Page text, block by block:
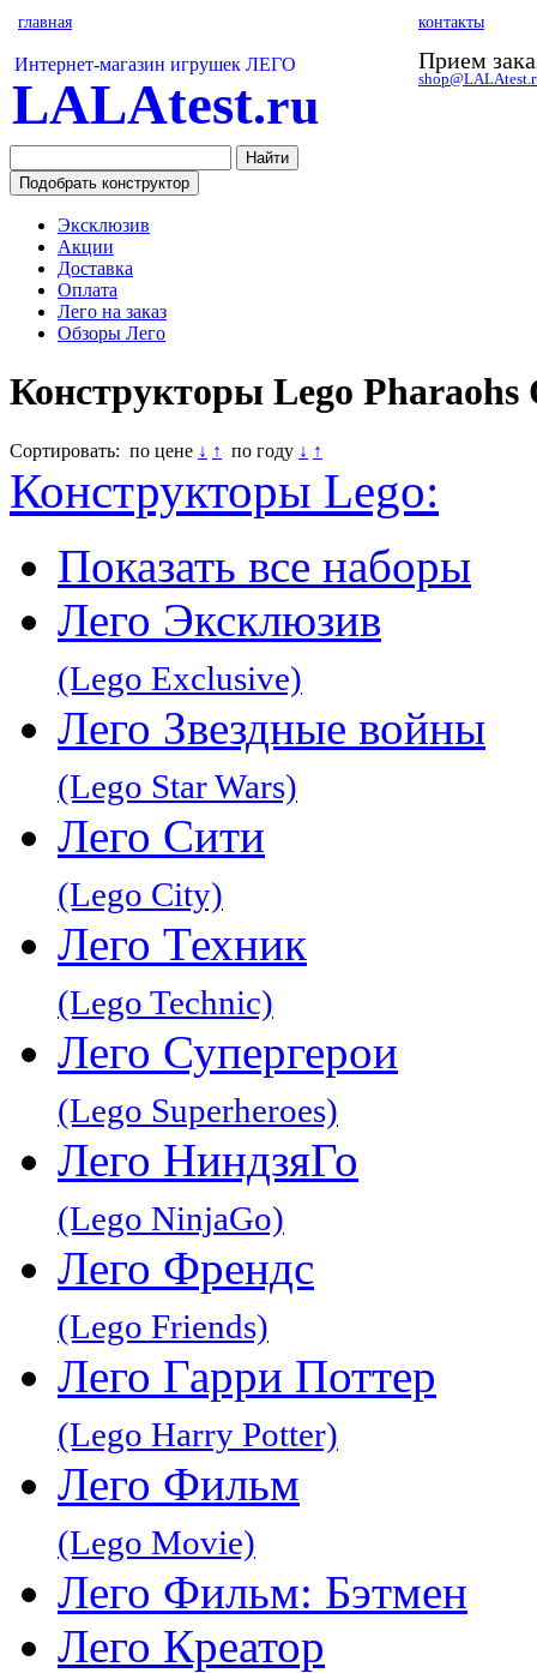
главная контакты
Интернет-магазин игрушек ЛЕГО
LALAtest.ru
Прием
Эксклюзив
Акции
Доставка
Оплата
Лего на заказ
Обзоры Лего
Конструкторы Lego
Сортировать: по цене ↓ ↑ по году ↓ ↑
Конструкторы Lego:
Показать все наборы
Лего Эксклюзив
(Lego Exclusive)
Лего Звeздные войны
(Lego Star Wars)
Лего Сити
(Lego City)
Лего Техник
(Lego Technic)
Лего Супергерои
(Lego Superheroes)
Лего НиндзяГо
(Lego NinjaGo)
Лего Френдс
(Lego Friends)
Лего Гарри Поттер
(Lego Harry Potter)
Лего Фильм
(Lego Movie)
Лего Фильм: Бэтмен
Лего Креатор